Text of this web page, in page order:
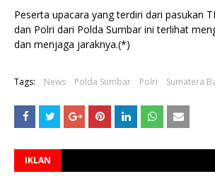
Peserta upacara yang terdiri dari pasukan
dan Polri dari Polda Sumbar ini terlihat
dan menjaga jaraknya.(*)
Tags: News Polda Sumbar Polri Sumatera
IKLAN